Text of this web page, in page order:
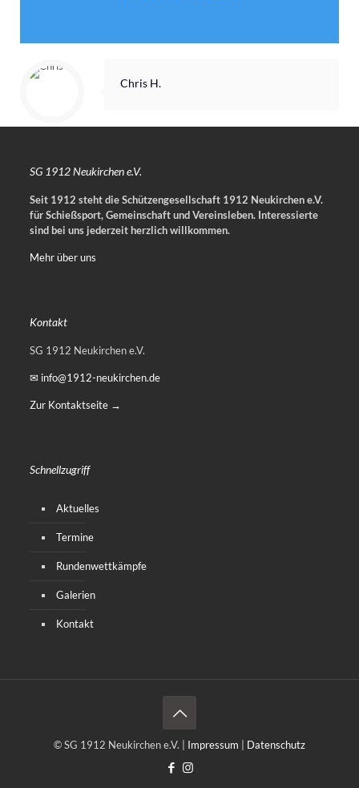
Chris H.
SG 1912 Neukirchen e.V.
Seit 1912 steht die Schützengesellschaft 1912 Neukirchen e.V.
für Schießsport, Gemeinschaft und Vereinsleben. Interessierte
sind bei uns jederzeit herzlich willkommen.
Mehr über uns
Kontakt
SG 1912 Neukirchen e.V.
✉ info@1912-neukirchen.de
Zur Kontaktseite →
Schnellzugriff
Aktuelles
Termine
Rundenwettkämpfe
Galerien
Kontakt
© SG 1912 Neukirchen e.V. | Impressum Datenschutz